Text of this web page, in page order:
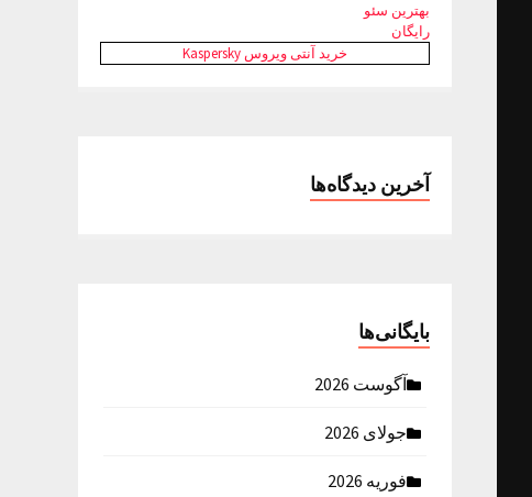
بهترین سئو
رایگان
خرید آنتی ویروس Kaspersky
آخرین دیدگاه‌ها
بایگانی‌ها
آگوست 2026
جولای 2026
فوریه 2026